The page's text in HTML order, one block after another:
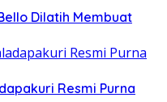
Dilatih Membuat
Resmi Purna